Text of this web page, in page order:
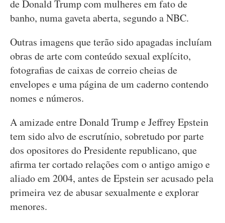
de Donald Trump com mulheres em fato de
banho, numa gaveta aberta, segundo a NBC.
Outras imagens que terão sido apagadas incluíam
obras de arte com conteúdo sexual explícito,
fotografias de caixas de correio cheias de
envelopes e uma página de um caderno contendo
nomes e números.
A amizade entre Donald Trump e Jeffrey Epstein
tem sido alvo de escrutínio, sobretudo por parte
dos opositores do Presidente republicano, que
afirma ter cortado relações com o antigo amigo e
aliado em 2004, antes de Epstein ser acusado pela
primeira vez de abusar sexualmente e explorar
menores.